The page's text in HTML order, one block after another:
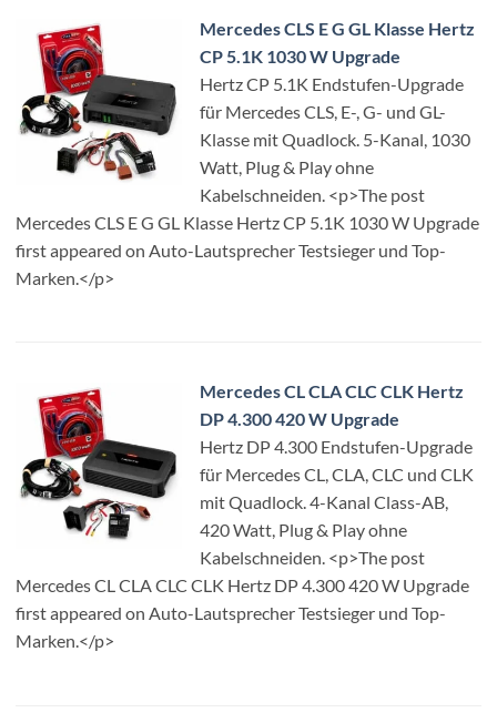
Mercedes CLS E G GL Klasse Hertz
CP 5.1K 1030 W Upgrade
Hertz CP 5.1K Endstufen-Upgrade
für Mercedes CLS, E-, G- und GL-
Klasse mit Quadlock. 5-Kanal, 1030
Watt, Plug & Play ohne
Kabelschneiden. <p>The post
Mercedes CLS E G GL Klasse Hertz CP 5.1K 1030 W Upgrade
first appeared on Auto-Lautsprecher Testsieger und Top-
Marken.</p>
Mercedes CL CLA CLC CLK Hertz
DP 4.300 420 W Upgrade
Hertz DP 4.300 Endstufen-Upgrade
für Mercedes CL, CLA, CLC und CLK
mit Quadlock. 4-Kanal Class-AB,
420 Watt, Plug & Play ohne
Kabelschneiden. <p>The post
Mercedes CL CLA CLC CLK Hertz DP 4.300 420 W Upgrade
first appeared on Auto-Lautsprecher Testsieger und Top-
Marken.</p>